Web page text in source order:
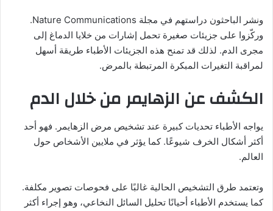
ونشر الباحثون دراستهم في مجلة Nature Communications.
وركّزوا على جزيئات صغيرة تحمل إشارات من خلايا الدماغ إلى
مجرى الدم. لذلك قد تمنح هذه الجزيئات الأطباء طريقة أسهل
لمراقبة التغيرات المبكرة المرتبطة بالمرض.
الكشف عن الزهايمر من خلال الدم
يواجه الأطباء تحديات كبيرة عند تشخيص مرض الزهايمر. فهو أحد
أكثر أشكال الخرف شيوعًا. كما يؤثر في ملايين الأشخاص حول
العالم.
وتعتمد طرق التشخيص الحالية غالبًا على فحوصات تصوير مكلفة.
كما يستخدم الأطباء أحيانًا تحليل السائل النخاعي، وهو إجراء أكثر